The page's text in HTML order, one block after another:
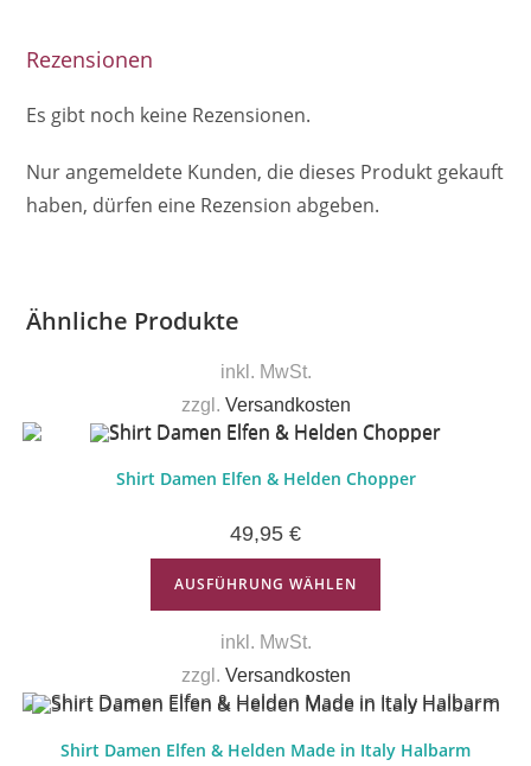
Rezensionen
Es gibt noch keine Rezensionen.
Nur angemeldete Kunden, die dieses Produkt gekauft
haben, dürfen eine Rezension abgeben.
Ähnliche Produkte
inkl. MwSt.
zzgl. Versandkosten
Shirt Damen Elfen & Helden Chopper
49,95 €
AUSFÜHRUNG WÄHLEN
inkl. MwSt.
zzgl. Versandkosten
Shirt Damen Elfen & Helden Made in Italy Halbarm